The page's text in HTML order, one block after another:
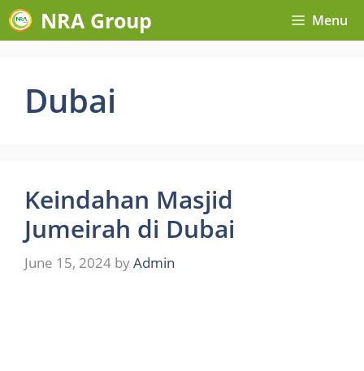
Skip
to
NRA Group Menu
Dubai
Keindahan Masjid
Jumeirah di Dubai
June 15, 2024 byAdmin